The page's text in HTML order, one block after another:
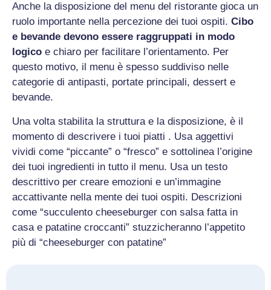
Anche la disposizione del menu del ristorante gioca un
ruolo importante nella percezione dei tuoi ospiti. Cibo
e bevande devono essere raggruppati in modo
logico e chiaro per facilitare l’orientamento. Per
questo motivo, il menu è spesso suddiviso nelle
categorie di antipasti, portate principali, dessert e
bevande.
Una volta stabilita la struttura e la disposizione, è il
momento di descrivere i tuoi piatti . Usa aggettivi
vividi come “piccante” o “fresco” e sottolinea l’origine
dei tuoi ingredienti in tutto il menu. Usa un testo
descrittivo per creare emozioni e un’immagine
accattivante nella mente dei tuoi ospiti. Descrizioni
come “succulento cheeseburger con salsa fatta in
casa e patatine croccanti” stuzzicheranno l’appetito
più di “cheeseburger con patatine”